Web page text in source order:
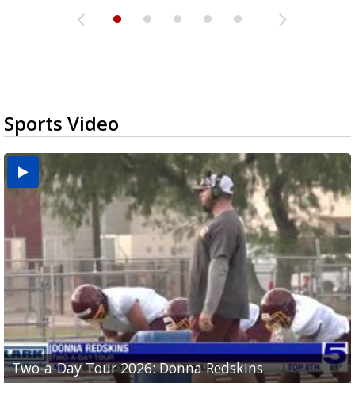
Sports Video
Two-a-Day Tour 2026: Donna Redskins
Two-a-Day Tour 2026: Brownsville Pace Vikings
Two-a-Day Tour 2026: La Joya Coyotes
Two-a-Day Tour 2026: Rio Hondo Bobcats
Two-a-Day Tour 2026: Brownsville St. Joseph
Bloodhounds